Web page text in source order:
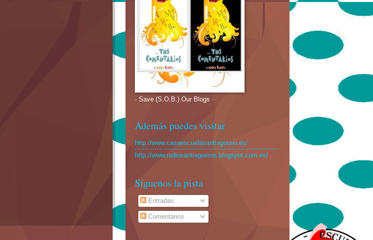
· Save (S.O.B.) Our Blogs ·
Además puedes visitar
http://www.casaescuelasantiagouno.es/
http://www.radiosantiagueros.blogspot.com.es/
Síguenos la pista
Entradas
Comentarios